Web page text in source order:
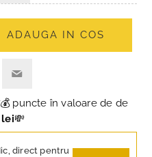
ADAUGA IN COS
💰 puncte în valoare de de
lei💸
direct pentru